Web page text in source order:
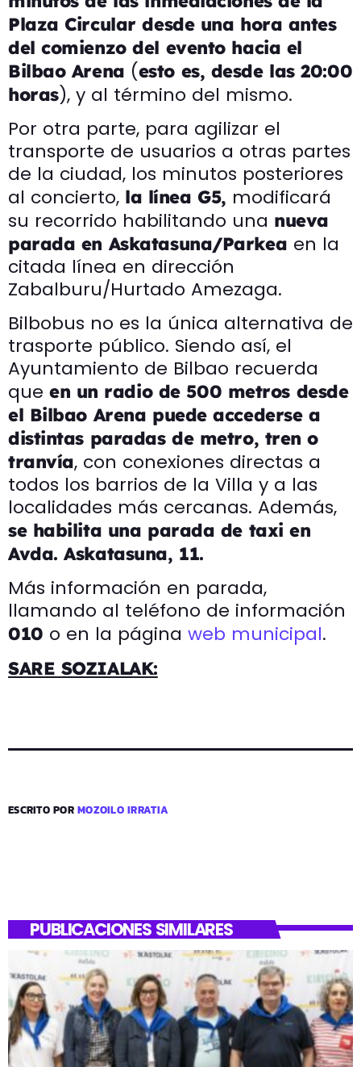
Plaza Circular desde una hora antes
del comienzo del evento hacia el
Bilbao Arena (esto es, desde las 20:00
horas), y al término del mismo.
Por otra parte, para agilizar el
transporte de usuarios a otras partes
de la ciudad, los minutos posteriores
al concierto, la línea G5, modificará
su recorrido habilitando una nueva
parada en Askatasuna/Parkea en la
citada línea en dirección
Zabalburu/Hurtado Amezaga.
Bilbobus no es la única alternativa de
trasporte público. Siendo así, el
Ayuntamiento de Bilbao recuerda
que en un radio de 500 metros desde
el Bilbao Arena puede accederse a
distintas paradas de metro, tren o
tranvía, con conexiones directas a
todos los barrios de la Villa y a las
localidades más cercanas. Además,
se habilita una parada de taxi en
Avda. Askatasuna, 11.
Más información en parada,
llamando al teléfono de información
010 o en la página web municipal.
SARE SOZIALAK:
ESCRITO PORMOZOILO IRRATIA
PUBLICACIONES SIMILARES